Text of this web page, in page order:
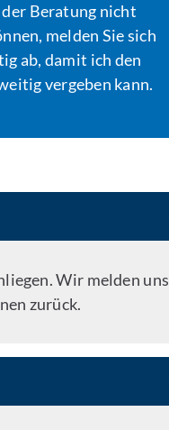
Beratung nicht
melden Sie sich
ab, damit ich den
vergeben kann.
Wir melden uns
zurück.